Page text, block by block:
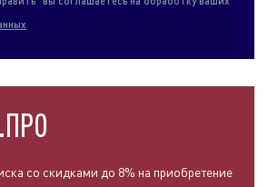
со скидками до 8% на приобретение